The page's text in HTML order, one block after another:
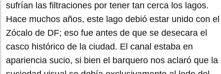
sufrían las filtraciones por tener tan cerca los lagos.
Hace muchos años, este lago debió estar unido con el
Zócalo de DF; eso fue antes de que se desecara el
casco histórico de la ciudad. El canal estaba en
apariencia sucio, si bien el barquero nos aclaró que la